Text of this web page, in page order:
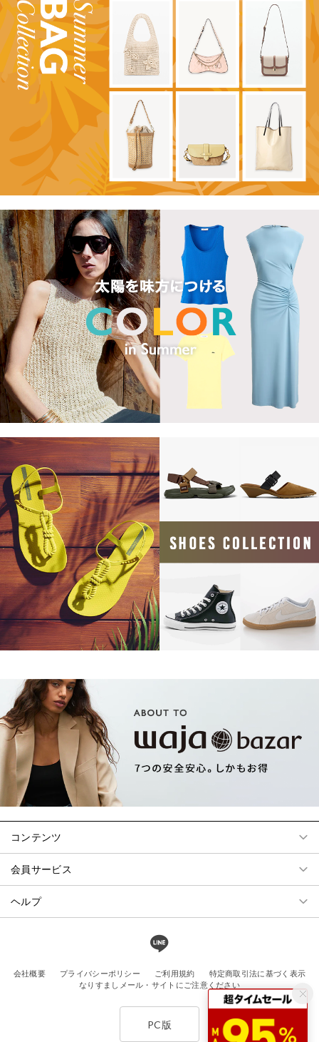
コンテンツ
会員サービス
ヘルプ
会社概要 プライバシーポリシー ご利用規約
特定商取引法に基づく表示
なりすましメール・サイトにご注意ください
PC版